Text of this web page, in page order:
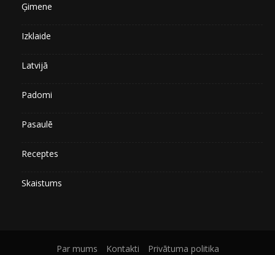
Ģimene
Izklaide
Latvijā
Padomi
Pasaulē
Receptes
Skaistums
Par mums Kontakti Privātuma politika